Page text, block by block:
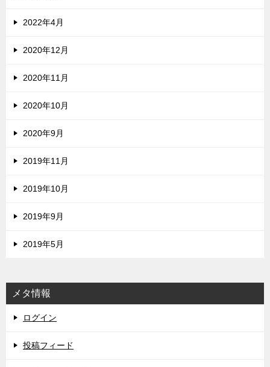
2022年4月
2020年12月
2020年11月
2020年10月
2020年9月
2019年11月
2019年10月
2019年9月
2019年5月
メタ情報
ログイン
投稿フィード